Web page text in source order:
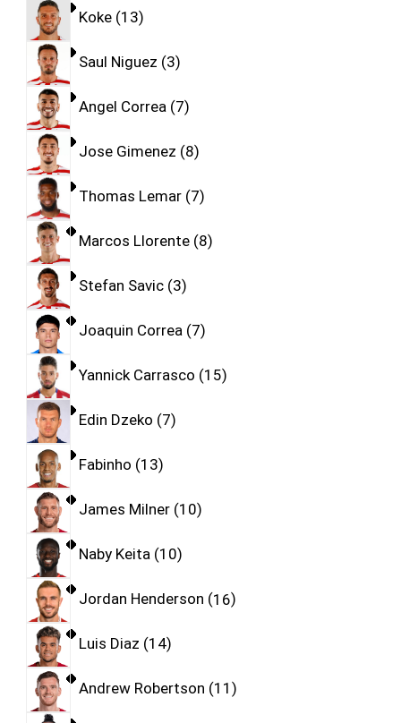
Koke 13
Saul Niguez 3
Angel Correa 7
Jose Gimenez 8
Thomas Lemar 7
Marcos Llorente 8
Stefan Savic 3
Joaquin Correa 7
Yannick Carrasco 15
Edin Dzeko 7
Fabinho 13
James Milner 10
Naby Keita 10
Jordan Henderson 16
Luis Diaz 14
Andrew Robertson 11